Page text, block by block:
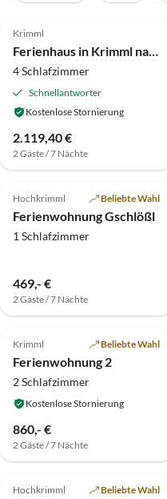
Krimml
Ferienhaus in Krimml nahe Zillertal Arena
4 Schlafzimmer
Schnellantworter
Kostenlose Stornierung
2.119,40 €
2 Gäste / 7 Nächte
Top-Inserat
5.0 (6)
Hochkrimml Beliebte Wahl
Ferienwohnung Gschlößl
1 Schlafzimmer
469,- €
2 Gäste / 7 Nächte
Top-Inserat
5.0 (1)
Krimml Beliebte Wahl
Ferienwohnung 2
2 Schlafzimmer
Kostenlose Stornierung
860,- €
2 Gäste / 7 Nächte
Top-Inserat
Hochkrimml Beliebte Wahl